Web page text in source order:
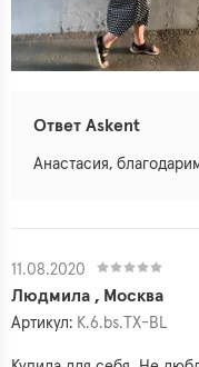
Ответ Askent
Анастасия,
11.08.2020
Людмила , Москва
Артикул: K.6.bs.TX-BL